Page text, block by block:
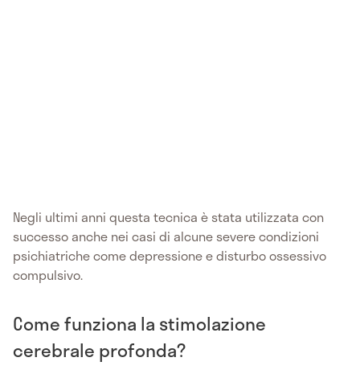
Negli ultimi anni questa tecnica è stata utilizzata con
successo anche nei casi di alcune severe condizioni
psichiatriche come depressione e disturbo ossessivo
compulsivo.
Come funziona la stimolazione
cerebrale profonda?